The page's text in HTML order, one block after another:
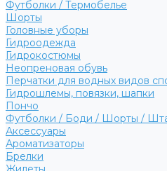
Футболки / Термобелье
Шорты
Головные уборы
Гидроодежда
Гидрокостюмы
Неопреновая обувь
Перчатки для водных видов
Гидрошлемы, повязки, шапки
Пончо
Футболки / Боди / Шорты /
Аксессуары
Ароматизаторы
Брелки